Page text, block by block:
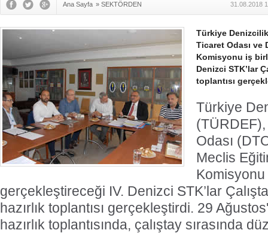
Ana Sayfa » SEKTÖRDEN 31.08.2018
Türkiye
Ticaret Odası ve
Komisyonu iş
Denizci STK’lar
toplantısı
Türkiye
Odası
Meclis
gerçekleştireceği IV. Denizci STK’lar
hazırlık toplantısı gerçekleştirdi. 29
hazırlık toplantısında, çalıştay sırasında